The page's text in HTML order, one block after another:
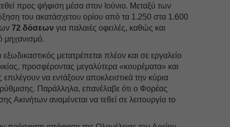
προς ψήφιση μέσα στον Ιούνιο. Μεταξύ των
του ακατάσχετου ορίου από τα 1.250 στα 1.600
72 δόσεων για παλαιές οφειλές, καθώς και
μηχανισμό.
μετατρέπεται πλέον και σε εργαλείο
προσφέροντας μεγαλύτερα «κουρέματα» και
να εντάξουν αποκλειστικά την κύρια
ρύθμισης. Παράλληλα, επανέλαβε ότι ο Φορέας
Ακινήτων αναμένεται να τεθεί σε λειτουργία το